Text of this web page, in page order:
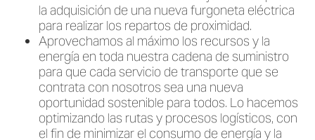
la adquisición de una nueva furgoneta eléctrica
para realizar los repartos de proximidad.
Aprovechamos al máximo los recursos y la
energía en toda nuestra cadena de suministro
para que cada servicio de transporte que se
contrata con nosotros sea una nueva
oportunidad sostenible para todos. Lo hacemos
optimizando las rutas y procesos logísticos, con
el fin de minimizar el consumo de energía y la